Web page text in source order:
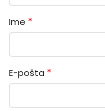
Ime *
E-pošta *